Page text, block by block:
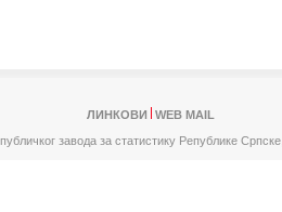
ЛИНКОВИ
WEB MAIL
завода за статистику Републике Српске,